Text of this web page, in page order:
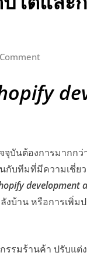
นต้องการมากกว่
กับทีมที่มีความเชี่
development
งบ้าน หรือการเพิ่ม
รรมร้านค้า ปรับแต่